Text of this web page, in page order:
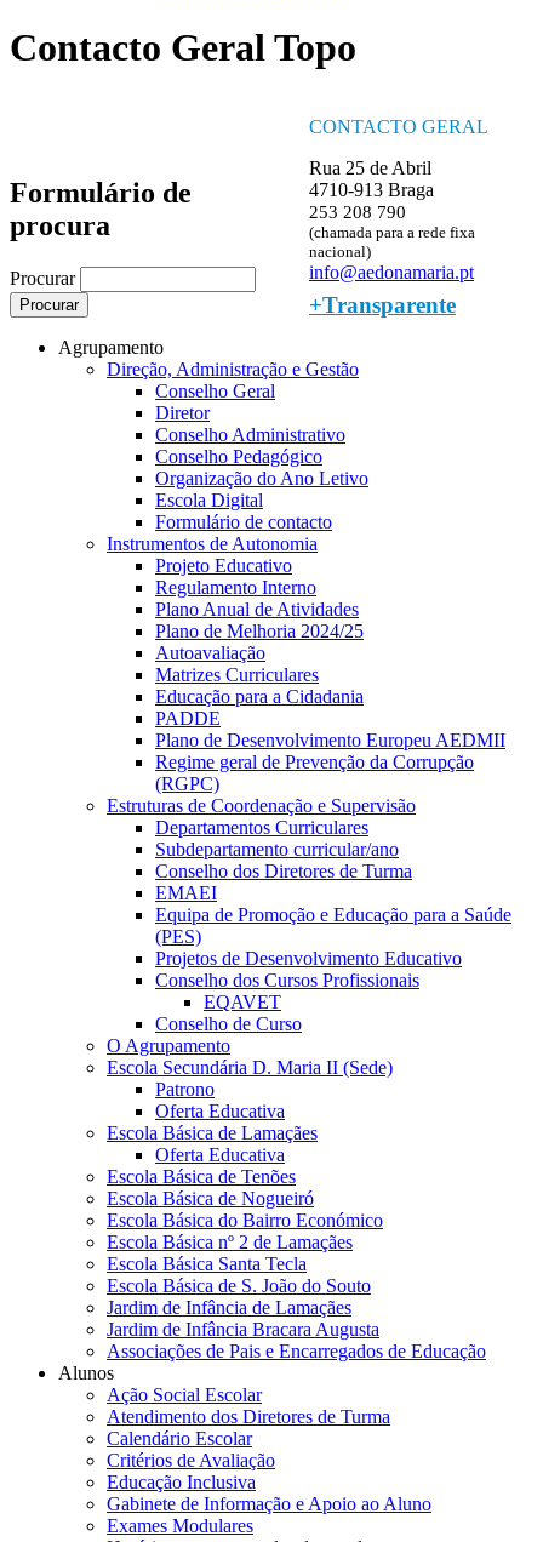
Contacto Geral Topo
CONTACTO GERAL
Rua 25 de Abril
4710-913 Braga
253 208 790
(chamada para a rede fixa
nacional)
info@aedonamaria.pt
+Transparente
Formulário de
procura
Procurar
Agrupamento
Direção, Administração e Gestão
Conselho Geral
Diretor
Conselho Administrativo
Conselho Pedagógico
Organização do Ano Letivo
Escola Digital
Formulário de contacto
Instrumentos de Autonomia
Projeto Educativo
Regulamento Interno
Plano Anual de Atividades
Plano de Melhoria 2024/25
Autoavaliação
Matrizes Curriculares
Educação para a Cidadania
PADDE
Plano de Desenvolvimento Europeu AEDMII
Regime geral de Prevenção da Corrupção
(RGPC)
Estruturas de Coordenação e Supervisão
Departamentos Curriculares
Subdepartamento curricular/ano
Conselho dos Diretores de Turma
EMAEI
Equipa de Promoção e Educação para a Saúde
(PES)
Projetos de Desenvolvimento Educativo
Conselho dos Cursos Profissionais
EQAVET
Conselho de Curso
O Agrupamento
Escola Secundária D. Maria II (Sede)
Patrono
Oferta Educativa
Escola Básica de Lamaçães
Oferta Educativa
Escola Básica de Tenões
Escola Básica de Nogueiró
Escola Básica do Bairro Económico
Escola Básica nº 2 de Lamaçães
Escola Básica Santa Tecla
Escola Básica de S. João do Souto
Jardim de Infância de Lamaçães
Jardim de Infância Bracara Augusta
Associações de Pais e Encarregados de Educação
Alunos
Ação Social Escolar
Atendimento dos Diretores de Turma
Calendário Escolar
Critérios de Avaliação
Educação Inclusiva
Gabinete de Informação e Apoio ao Aluno
Exames Modulares